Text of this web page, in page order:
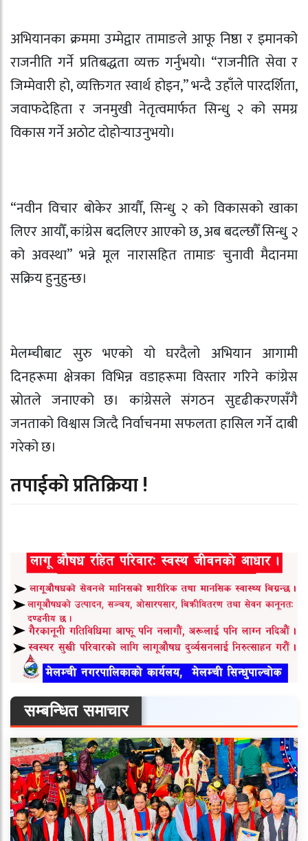
अभियानका क्रममा उम्मेद्वार तामाङले आफू निष्ठा र इमानको
राजनीति गर्ने प्रतिबद्धता व्यक्त गर्नुभयो। “राजनीति सेवा र
जिम्मेवारी हो, व्यक्तिगत स्वार्थ होइन,” भन्दै उहाँले पारदर्शिता,
जवाफदेहिता र जनमुखी नेतृत्वमार्फत सिन्धु २ को समग्र
विकास गर्ने अठोट दोहोर्‍याउनुभयो।
“नवीन विचार बोकेर आयौँ, सिन्धु २ को विकासको खाका
लिएर आयौँ, कांग्रेस बदलिएर आएको छ, अब बदल्छौँ सिन्धु २
को अवस्था” भन्ने मूल नारासहित तामाङ चुनावी मैदानमा
सक्रिय हुनुहुन्छ।
मेलम्चीबाट सुरु भएको यो घरदैलो अभियान आगामी
दिनहरूमा क्षेत्रका विभिन्न वडाहरूमा विस्तार गरिने कांग्रेस
स्रोतले जनाएको छ। कांग्रेसले संगठन सुदृढीकरणसँगै
जनताको विश्वास जित्दै निर्वाचनमा सफलता हासिल गर्ने दाबी
गरेको छ।
तपाईको प्रतिक्रिया !
सम्बन्धित समाचार